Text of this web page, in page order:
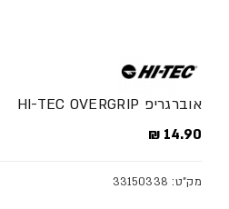
אוברגריפ HI-TEC OVERGRIP
מחיר מלא
14.90 ₪
מק"ט: 33150338